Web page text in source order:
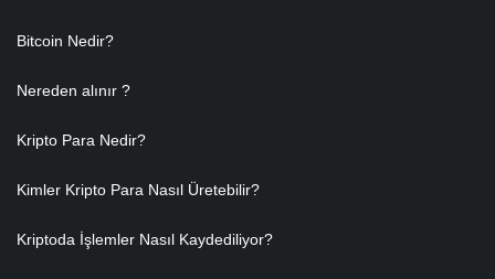
Bitcoin Nedir?
Nereden alınır ?
Kripto Para Nedir?
Kimler Kripto Para Nasıl Üretebilir?
Kriptoda İşlemler Nasıl Kaydediliyor?